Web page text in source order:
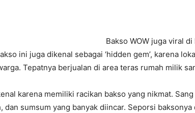
Bakso WOW juga viral
ini juga dikenal sebagai ‘hidden gem’, karena
Tepatnya berjualan di area teras rumah milik
karena memiliki racikan bakso yang nikmat.
dan sumsum yang banyak diincar. Seporsi